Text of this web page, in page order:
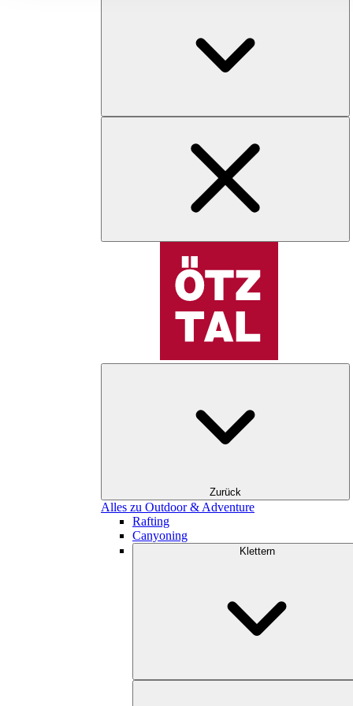
Zurück
Alles zu Outdoor & Adventure
Rafting
Canyoning
Klettern